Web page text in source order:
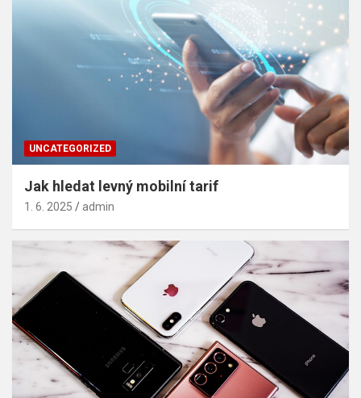
UNCATEGORIZED
Jak hledat levný mobilní tarif
1. 6. 2025 admin